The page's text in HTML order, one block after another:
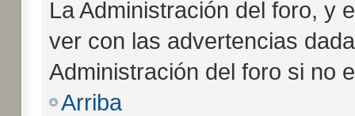
La Administración del foro, y
ver con las advertencias
Administración del foro si no
Arriba